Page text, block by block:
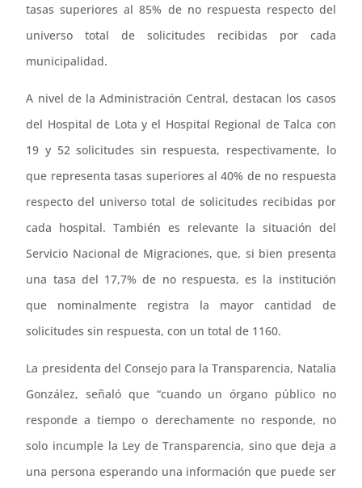
tasas superiores al 85% de no respuesta respecto del
universo total de solicitudes recibidas por cada
municipalidad.
A nivel de la Administración Central, destacan los casos
del Hospital de Lota y el Hospital Regional de Talca con
19 y 52 solicitudes sin respuesta, respectivamente, lo
que representa tasas superiores al 40% de no respuesta
respecto del universo total de solicitudes recibidas por
cada hospital. También es relevante la situación del
Servicio Nacional de Migraciones, que, si bien presenta
una tasa del 17,7% de no respuesta, es la institución
que nominalmente registra la mayor cantidad de
solicitudes sin respuesta, con un total de 1160.
La presidenta del Consejo para la Transparencia, Natalia
González, señaló que “cuando un órgano público no
responde a tiempo o derechamente no responde, no
solo incumple la Ley de Transparencia, sino que deja a
una persona esperando una información que puede ser